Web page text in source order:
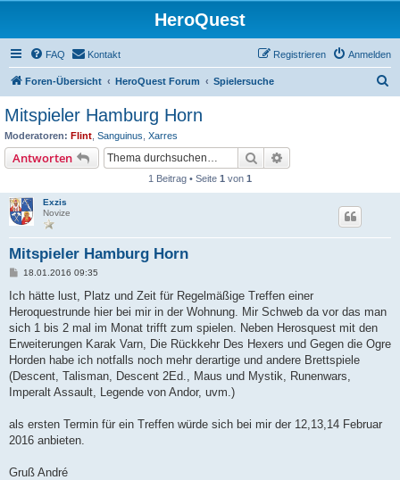
HeroQuest
FAQ Kontakt Anmelden
Registrieren
Foren-Übersicht HeroQuest Forum Spielersuche
Mitspieler Hamburg Horn
Moderatoren: Flint Sanguinus Xarres
Antworten Suche
1 Beitrag • Seite 1 von 1
Exzis
Novize
Mitspieler Hamburg Horn
B
i
r
a
18.01.2016 09:35
Ich hätte lust, Platz und Zeit für Regelmäßige Treffen einer
Heroquestrunde hier bei mir in der Wohnung. Mir Schweb da vor das man
sich 1 bis 2 mal im Monat trifft zum spielen. Neben Herosquest mit den
Erweiterungen Karak Varn, Die Rückkehr Des Hexers und Gegen die Ogre
Horden habe ich notfalls noch mehr derartige und andere Brettspiele
(Descent, Talisman, Descent 2Ed., Maus und Mystik, Runenwars,
Imperalt Assault, Legende von Andor, uvm.)
als ersten Termin für ein Treffen würde sich bei mir der 12,13,14 Februar
2016 anbieten.
Gruß André